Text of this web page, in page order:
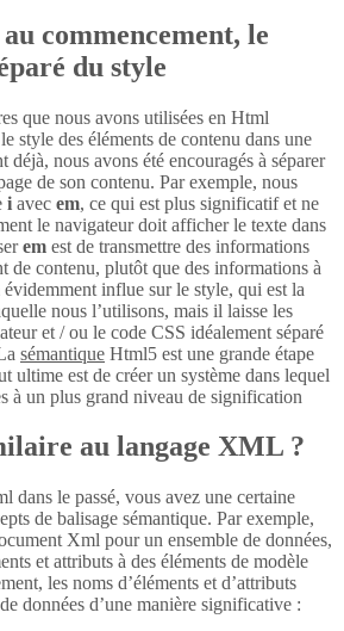
commencement, le
du style
que nous avons utilisées en Html
style des éléments de contenu dans une
déjà, nous avons été encouragés à séparer
de son contenu. Par exemple, nous
i avec em, ce qui est plus significatif et ne
le navigateur doit afficher le texte dans
em est de transmettre des informations
de contenu, plutôt que des informations à
évidemment influe sur le style, qui est la
nous l’utilisons, mais il laisse les
et / ou le code CSS idéalement séparé
sémantique Html5 est une grande étape
ultime est de créer un système dans lequel
à un plus grand niveau de signification
au langage XML ?
dans le passé, vous avez une certaine
de balisage sémantique. Par exemple,
Xml pour un ensemble de données,
et attributs à des éléments de modèle
les noms d’éléments et d’attributs
données d’une manière significative :